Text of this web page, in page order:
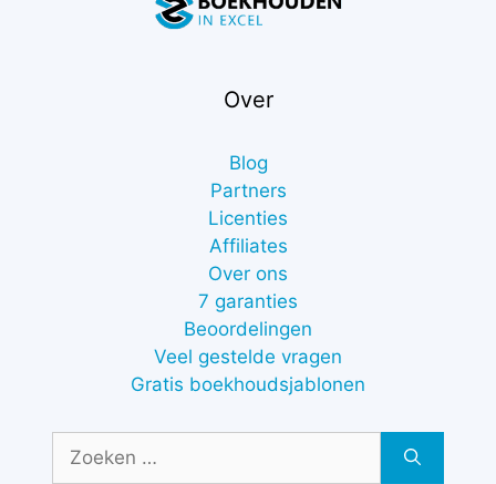
Over
Blog
Partners
Licenties
Affiliates
Over ons
7 garanties
Beoordelingen
Veel gestelde vragen
Gratis boekhoudsjablonen
naar: